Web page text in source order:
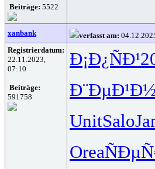
Beiträge: 5522
xanbank verfasst am:
Registrierdatum:
22.11.2023,
07:10
Beiträge:
591758
Ð¡Ð¿ÑÐ¹
Ð¨ÐµÐ¹Ð½
UnitSalo
Orea